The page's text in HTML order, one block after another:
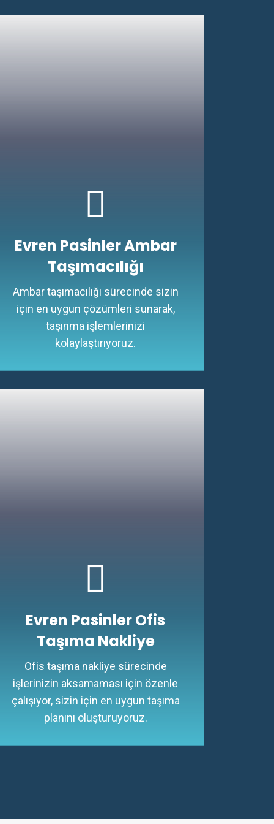
Evren Pasinler Ambar
Taşımacılığı
Ambar taşımacılığı sürecinde sizin
için en uygun çözümleri sunarak,
taşınma işlemlerinizi
kolaylaştırıyoruz.
Evren Pasinler Ofis
Taşıma Nakliye
Ofis taşıma nakliye sürecinde
işlerinizin aksamaması için özenle
çalışıyor, sizin için en uygun taşıma
planını oluşturuyoruz.